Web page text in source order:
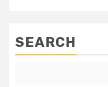
SEARCH